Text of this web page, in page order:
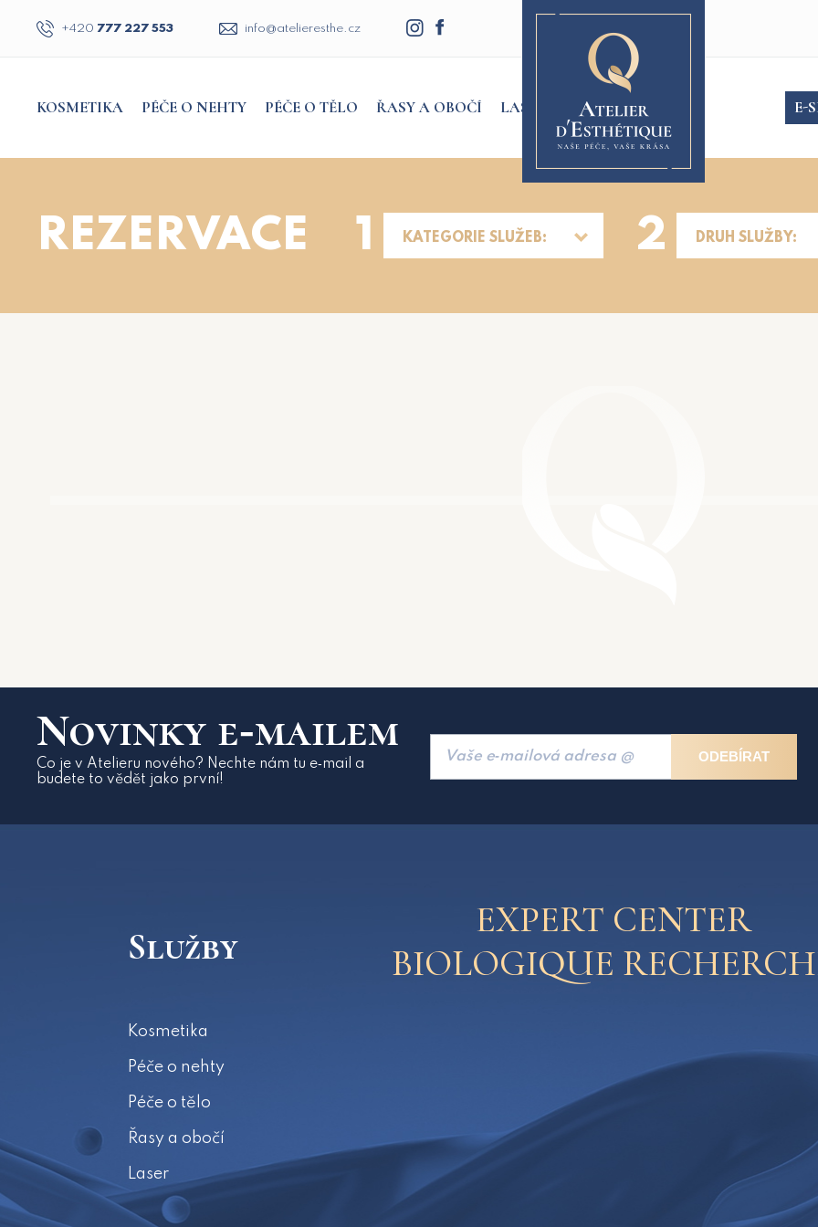
+420 777 227 553 zc.ehtsereileta@ofni
KOSMETIKA PÉČE O NEHTY PÉČE O TĚLO ŘASY A OBOČÍ LASER E-
REZERVACE 1 KATEGORIE SLUŽEB: 2 DRUH SLUŽBY:
Novinky e‑mailem
Co je v Atelieru nového? Nechte nám tu e‑mail a
budete to vědět jako první!
ODEBÍRAT
Služby
Kosmetika
Péče o nehty
Péče o tělo
Řasy a obočí
Laser
EXPERT CENTER
BIOLOGIQUE